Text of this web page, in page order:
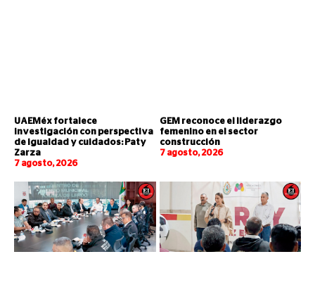
UAEMéx fortalece
investigación con perspectiva
de igualdad y cuidados: Paty
Zarza
7 agosto, 2026
GEM reconoce el liderazgo
femenino en el sector
construcción
7 agosto, 2026